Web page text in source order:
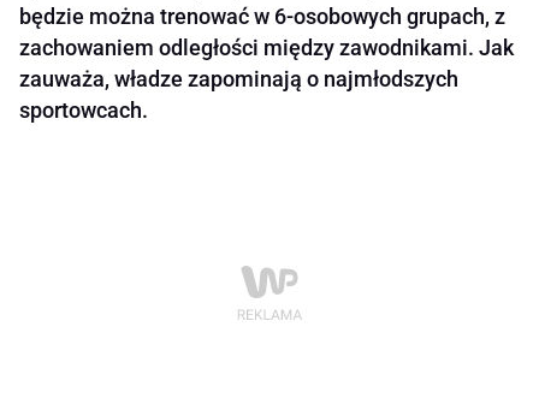
będzie można trenować w 6-osobowych grupach, z
zachowaniem odległości między zawodnikami. Jak
zauważa, władze zapominają o najmłodszych
sportowcach.